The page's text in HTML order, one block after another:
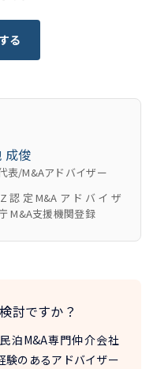
る
成俊
表/M&Aアドバイザー
認定M&Aアドバイザ
M&A支援機関登録
討ですか？
泊M&A専門仲介会社
のあるアドバイザー